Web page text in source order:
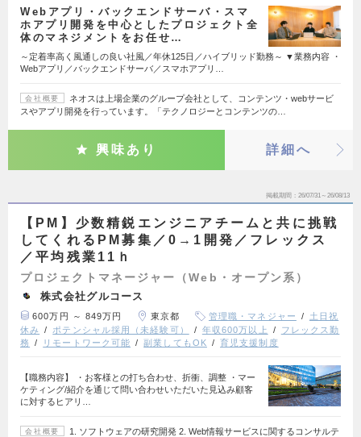
Webアプリ・バックエンドサーバ・スマ
ホアプリ開発を中心としたプロジェクト全
体のマネジメントをお任せ…
～定着率高く風通しの良い社風／年休125日／ハイブリッド勤務～ ▼業務内容 ・
Webアプリ／バックエンドサーバ／スマホアプリ…
会社概要
ネオスは上場企業のグループ会社として、コンテンツ・webサービ
スやアプリ開発を行っています。「テクノロジーとコンテンツの…
興味あり 詳細へ
掲載期間 26/07/31～26/08/13
【PM】少数精鋭エンジニアチームと共に挑戦
してくれるPM募集／0→1開発／フレックス
／平均残業11ｈ
プロジェクトマネージャー（Web・オープン系）
株式会社グルコース
600万円 ～ 849万円 東京都 管理職・マネジャー
土日祝
休み
ポテンシャル採用（未経験可） 年収600万以上
フレックス勤
務
リモートワーク可能 副業してもOK 育児支援制度
【職務内容】 ・お客様との打ち合わせ、折衝、調整 ・マー
ケティング/紹介を通じて問い合わせいただいた見込み顧客
に対するヒアリ…
会社概要
1. ソフトウェアの研究開発 2. Web情報サービスに関するコンサルテ